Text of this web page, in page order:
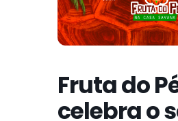
Fruta do
celebra o